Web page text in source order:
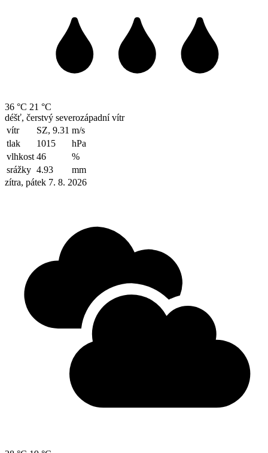
36 °C 21 °C
déšť, čerstvý severozápadní vítr
vítr
SZ, 9.31 m/s
tlak
1015
hPa
vlhkost 46
%
srážky 4.93
mm
zítra, pátek 7. 8. 2026